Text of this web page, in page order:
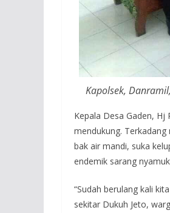
Kapolsek,
Kepala Desa Gaden,
mendukung.
bak air mandi, suka
endemik sarang
“Sudah berulang kali
sekitar Dukuh Jeto,